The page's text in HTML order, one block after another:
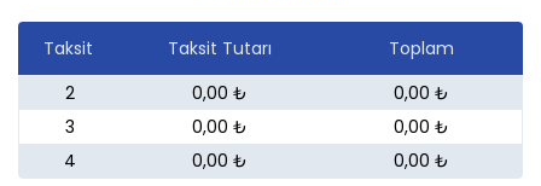
Taksit Taksit Tutarı
Toplam
2
0,00 ₺
0,00 ₺
3
0,00 ₺
0,00 ₺
4
0,00 ₺ 0,00 ₺